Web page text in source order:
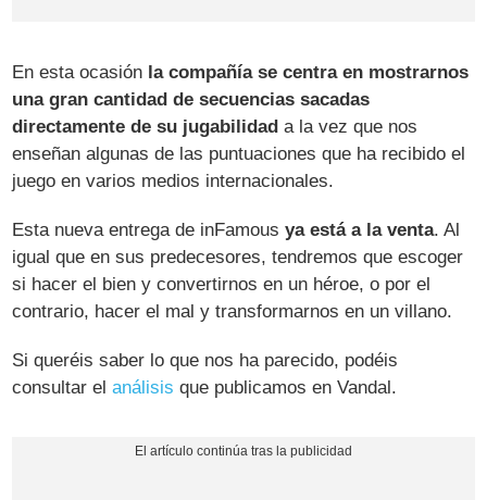
En esta ocasión la compañía se centra en mostrarnos
una gran cantidad de secuencias sacadas
directamente de su jugabilidad a la vez que nos
enseñan algunas de las puntuaciones que ha recibido el
juego en varios medios internacionales.
Esta nueva entrega de inFamousya está a la venta. Al
igual que en sus predecesores, tendremos que escoger
si hacer el bien y convertirnos en un héroe, o por el
contrario, hacer el mal y transformarnos en un villano.
Si queréis saber lo que nos ha parecido, podéis
consultar elanálisis que publicamos en Vandal.